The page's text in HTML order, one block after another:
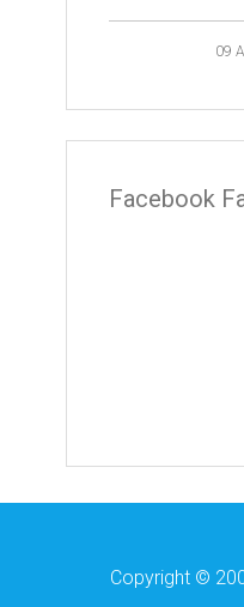
09
Facebook
Copyright ©